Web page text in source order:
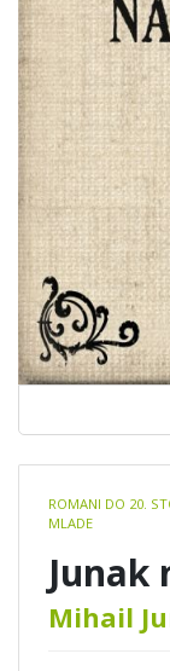
details
ROMANI DO 20.
MLADE
Junak
Mihail